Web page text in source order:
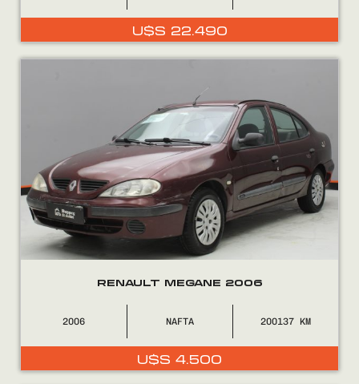
Encontranos en
U$S 22.490
RENAULT MEGANE 2006
2006 NAFTA 200137
U$S 4.500